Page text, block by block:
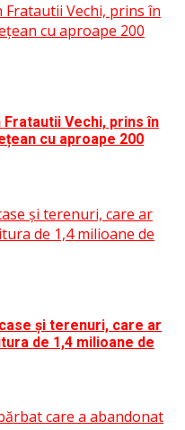
Fratautii Vechi, prins în
cu aproape 200
Fratautii Vechi, prins în
cu aproape 200
și terenuri, care ar
de 1,4 milioane de
și terenuri, care ar
de 1,4 milioane de
care a abandonat